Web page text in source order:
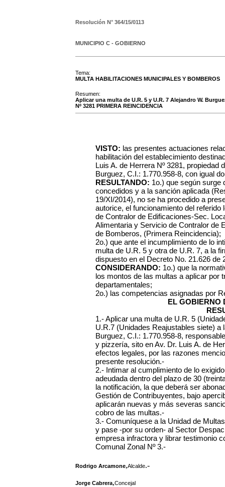
Resolución N° 364/15/0113
MUNICIPIO C - GOBIERNO
Tema:
MULTA HABILITACIONES MUNICIPALES Y BOMBEROS
Resumen:
Aplicar una multa de U.R. 5 y U.R. 7 Alejandro W.
Nº 3281 PRIMERA REINCIDENCIA
VISTO: las presentes actuaciones
habilitación del establecimiento
Luis A. de Herrera Nº 3281, propiedad
Burguez, C.I.: 1.770.958-8, con igual
RESULTANDO: 1o.) que según surge
concedidos y a la sanción aplicada
19/XI/2014), no se ha procedido a
autorice, el funcionamiento del
de Contralor de Edificaciones-Sec.
Alimentaria y Servicio de Contralor de
de Bomberos, (Primera Reincidencia);
2o.) que ante el incumplimiento de lo
multa de U.R. 5 y otra de U.R. 7, a la
dispuesto en el Decreto No. 21.626 de
CONSIDERANDO: 1o.) que la
los montos de las multas a aplicar por
departamentales;
2o.) las competencias asignadas por
EL GOBIERNO
1.- Aplicar una multa de U.R. 5
U.R.7 (Unidades Reajustables siete) a
Burguez, C.I.: 1.770.958-8,
y pizzería, sito en Av. Dr. Luis A. de
efectos legales, por las razones
presente resolución.-
2.- Intimar al cumplimiento de lo
adeudada dentro del plazo de 30
la notificación, la que deberá ser
Gestión de Contribuyentes, bajo
aplicarán nuevas y más severas
cobro de las multas.-
3.- Comuníquese a la Unidad de
y pase -por su orden- al Sector
empresa infractora y librar testimonio
Comunal Zonal Nº 3.-
Rodrigo Arcamone,Alcalde.-
Jorge Cabrera,Concejal